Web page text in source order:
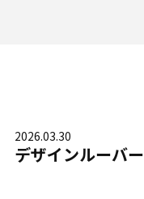
2026.03.30
デザインルーバー